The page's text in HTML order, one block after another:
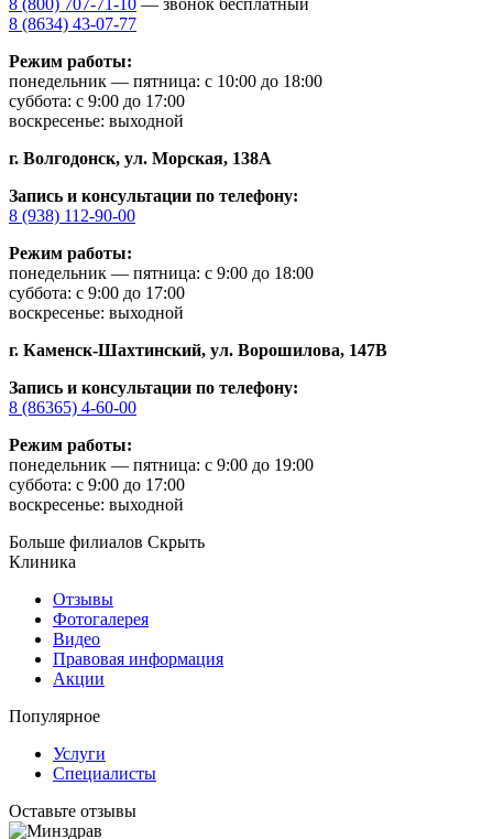
8 (8634) 43-07-77
Режим работы:
понедельник — пятница: с 10:00 до 18:00
суббота: с 9:00 до 17:00
воскресенье: выходной
г. Волгодонск, ул. Морская, 138А
Запись и консультации по телефону:
8 (938) 112-90-00
Режим работы:
понедельник — пятница: с 9:00 до 18:00
суббота: с 9:00 до 17:00
воскресенье: выходной
г. Каменск-Шахтинский, ул. Ворошилова, 147В
Запись и консультации по телефону:
8 (86365) 4-60-00
Режим работы:
понедельник — пятница: с 9:00 до 19:00
суббота: с 9:00 до 17:00
воскресенье: выходной
Больше филиалов Скрыть
Клиника
Отзывы
Фотогалерея
Видео
Правовая информация
Акции
Популярное
Услуги
Специалисты
Оставьте отзывы